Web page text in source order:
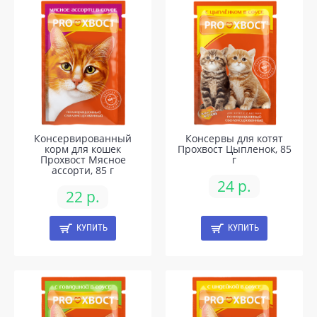
Консервированный
корм для кошек
Прохвост Мясное
ассорти, 85 г
22 р.
КУПИТЬ
Консервы для котят
Прохвост Цыпленок, 85
г
24 р.
КУПИТЬ